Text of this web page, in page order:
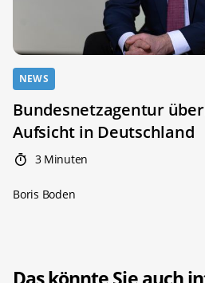
NEWS
Bundesnetzagentur
Aufsicht in Deutschland
3 Minuten
Boris Boden